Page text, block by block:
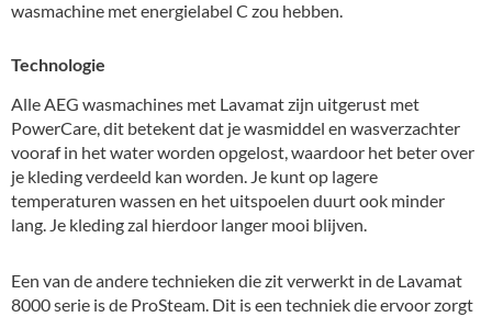
wasmachine met energielabel C zou hebben.
Technologie
Alle AEG wasmachines met Lavamat zijn uitgerust met
PowerCare, dit betekent dat je wasmiddel en wasverzachter
vooraf in het water worden opgelost, waardoor het beter over
je kleding verdeeld kan worden. Je kunt op lagere
temperaturen wassen en het uitspoelen duurt ook minder
lang. Je kleding zal hierdoor langer mooi blijven.
Een van de andere technieken die zit verwerkt in de Lavamat
8000 serie is de ProSteam. Dit is een techniek die ervoor zorgt